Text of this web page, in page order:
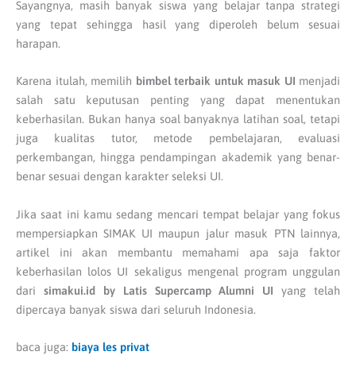
Sayangnya, masih banyak siswa yang belajar tanpa strategi
yang tepat sehingga hasil yang diperoleh belum sesuai
harapan.
Karena itulah, memilih bimbel terbaik untuk masuk UI menjadi
salah satu keputusan penting yang dapat menentukan
keberhasilan. Bukan hanya soal banyaknya latihan soal, tetapi
juga kualitas tutor, metode pembelajaran, evaluasi
perkembangan, hingga pendampingan akademik yang benar-
benar sesuai dengan karakter seleksi UI.
Jika saat ini kamu sedang mencari tempat belajar yang fokus
mempersiapkan SIMAK UI maupun jalur masuk PTN lainnya,
artikel ini akan membantu memahami apa saja faktor
keberhasilan lolos UI sekaligus mengenal program unggulan
dari simakui.id by Latis Supercamp Alumni UI yang telah
dipercaya banyak siswa dari seluruh Indonesia.
baca juga: biaya les privat